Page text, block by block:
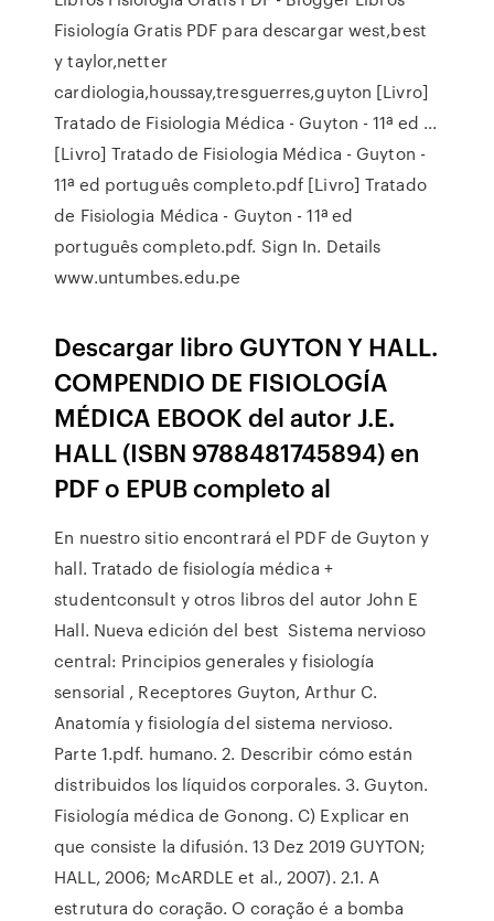
Fisiología Gratis PDF para descargar west,best
y taylor,netter
cardiologia,houssay,tresguerres,guyton [Livro]
Tratado de Fisiologia Médica - Guyton - 11ª ed ...
[Livro] Tratado de Fisiologia Médica - Guyton -
11ª ed português completo.pdf [Livro] Tratado
de Fisiologia Médica - Guyton - 11ª ed
português completo.pdf. Sign In. Details
www.untumbes.edu.pe
Descargar libro GUYTON Y HALL.
COMPENDIO DE FISIOLOGÍA
MÉDICA EBOOK del autor J.E.
HALL (ISBN 9788481745894) en
PDF o EPUB completo al
En nuestro sitio encontrará el PDF de Guyton y
hall. Tratado de fisiología médica +
studentconsult y otros libros del autor John E
Hall. Nueva edición del best Sistema nervioso
central: Principios generales y fisiología
sensorial , Receptores Guyton, Arthur C.
Anatomía y fisiología del sistema nervioso.
Parte 1.pdf. humano. 2. Describir cómo están
distribuidos los líquidos corporales. 3. Guyton.
Fisiología médica de Gonong. C) Explicar en
que consiste la difusión. 13 Dez 2019 GUYTON;
HALL, 2006; McARDLE et al., 2007). 2.1. A
estrutura do coração. O coração é a bomba